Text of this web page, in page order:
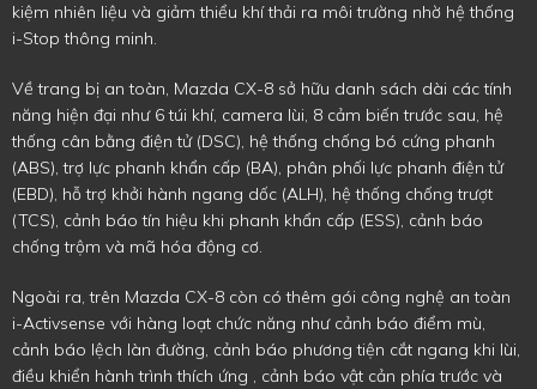
kiệm nhiên liệu và giảm thiểu khí thải ra môi trường nhờ hệ thống
i-Stop thông minh.
Về trang bị an toàn, Mazda CX-8 sở hữu danh sách dài các tính
năng hiện đại như 6 túi khí, camera lùi, 8 cảm biến trước sau, hệ
thống cân bằng điện tử (DSC), hệ thống chống bó cứng phanh
(ABS), trợ lực phanh khẩn cấp (BA), phân phối lực phanh điện tử
(EBD), hỗ trợ khởi hành ngang dốc (ALH), hệ thống chống trượt
(TCS), cảnh báo tín hiệu khi phanh khẩn cấp (ESS), cảnh báo
chống trộm và mã hóa động cơ.
Ngoài ra, trên Mazda CX-8 còn có thêm gói công nghệ an toàn
i-Activsense với hàng loạt chức năng như cảnh báo điểm mù,
cảnh báo lệch làn đường, cảnh báo phương tiện cắt ngang khi lùi,
điều khiển hành trình thích ứng , cảnh báo vật cản phía trước và